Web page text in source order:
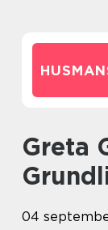
Greta Gris Tårta: En
04